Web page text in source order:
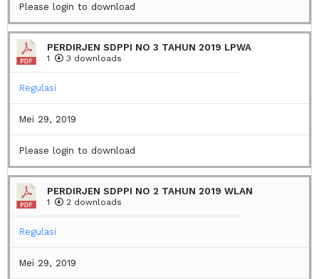
Please login to download
PERDIRJEN SDPPI NO 3 TAHUN 2019 LPWA
1 3 downloads
Regulasi
Mei 29, 2019
Please login to download
PERDIRJEN SDPPI NO 2 TAHUN 2019 WLAN
1 2 downloads
Regulasi
Mei 29, 2019